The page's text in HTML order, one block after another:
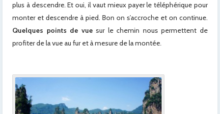
plus à descendre. Et oui, il vaut mieux payer le téléphérique pour
monter et descendre à pied. Bon on s’accroche et on continue.
Quelques points de vuesur le chemin nous permettent de
profiter de la vue au fur et à mesure de la montée.